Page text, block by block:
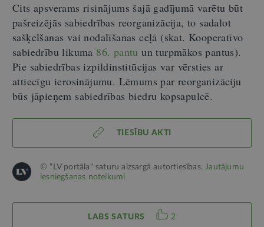
Cits apsverams risinājums šajā gadījumā varētu būt
pašreizējās sabiedrības reorganizācija, to sadalot
sašķelšanas vai nodalīšanas ceļā (skat. Kooperatīvo
sabiedrību likuma 86. pantu un turpmākos pantus).
Pie sabiedrības izpildinstitūcijas var vērsties ar
attiecīgu ierosinājumu. Lēmums par reorganizāciju
būs jāpieņem sabiedrības biedru kopsapulcē.
TIESĪBU AKTI
© "LV portāla" saturu aizsargā autortiesības.Jautājumu
iesniegšanas noteikumi
LABS SATURS 2